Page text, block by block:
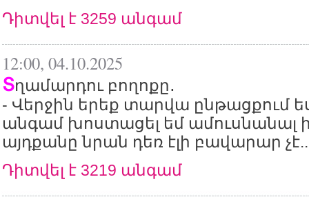
Դիտվել է 3259 անգամ
12:00, 04.10.2025
Տղամարդու բողոքը․
- Վերջին երեք տարվա ընթացքում
անգամ խոստացել եմ ամուսնանալ
այդքանը նրան դեռ էլի բավարար
Դիտվել է 3219 անգամ